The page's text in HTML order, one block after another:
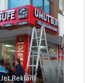
Jet Reklam